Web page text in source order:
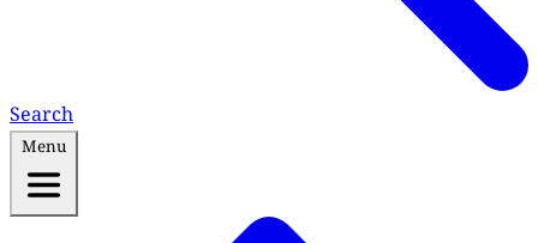
Search
Menu